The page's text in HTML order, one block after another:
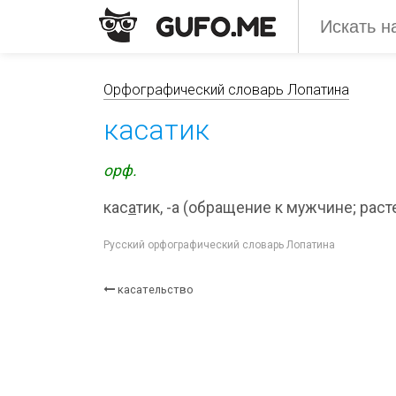
Орфографический словарь Лопатина
касатик
орф.
касатик, -а (обращение к мужчине;
Русский орфографический словарь Лопатина
касательство